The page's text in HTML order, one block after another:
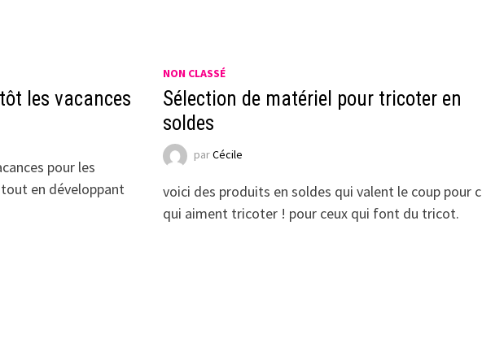
les vacances
pour les
en développant
NON CLASSÉ
Sélection de matériel pour tricoter en
soldes
parCécile
voici des produits en soldes qui valent le coup pour
qui aiment tricoter ! pour ceux qui font du tricot.